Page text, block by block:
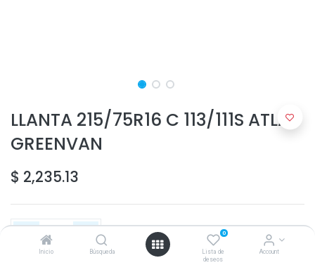
Inicio Búsqueda
0
Lista de
deseos
Account
LLANTA 215/75R16 C 113/111S ATLAS
GREENVAN
$ 2,235.13